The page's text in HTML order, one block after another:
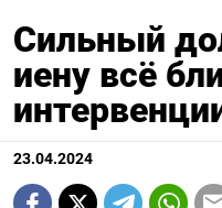
Сильный
иену всё
23.04.2024